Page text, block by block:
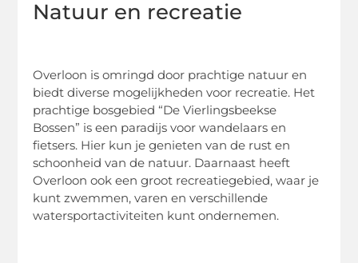
Natuur en recreatie
Overloon is omringd door prachtige natuur en
biedt diverse mogelijkheden voor recreatie. Het
prachtige bosgebied “De Vierlingsbeekse
Bossen” is een paradijs voor wandelaars en
fietsers. Hier kun je genieten van de rust en
schoonheid van de natuur. Daarnaast heeft
Overloon ook een groot recreatiegebied, waar je
kunt zwemmen, varen en verschillende
watersportactiviteiten kunt ondernemen.